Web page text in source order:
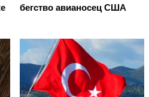
бегство авианосец США